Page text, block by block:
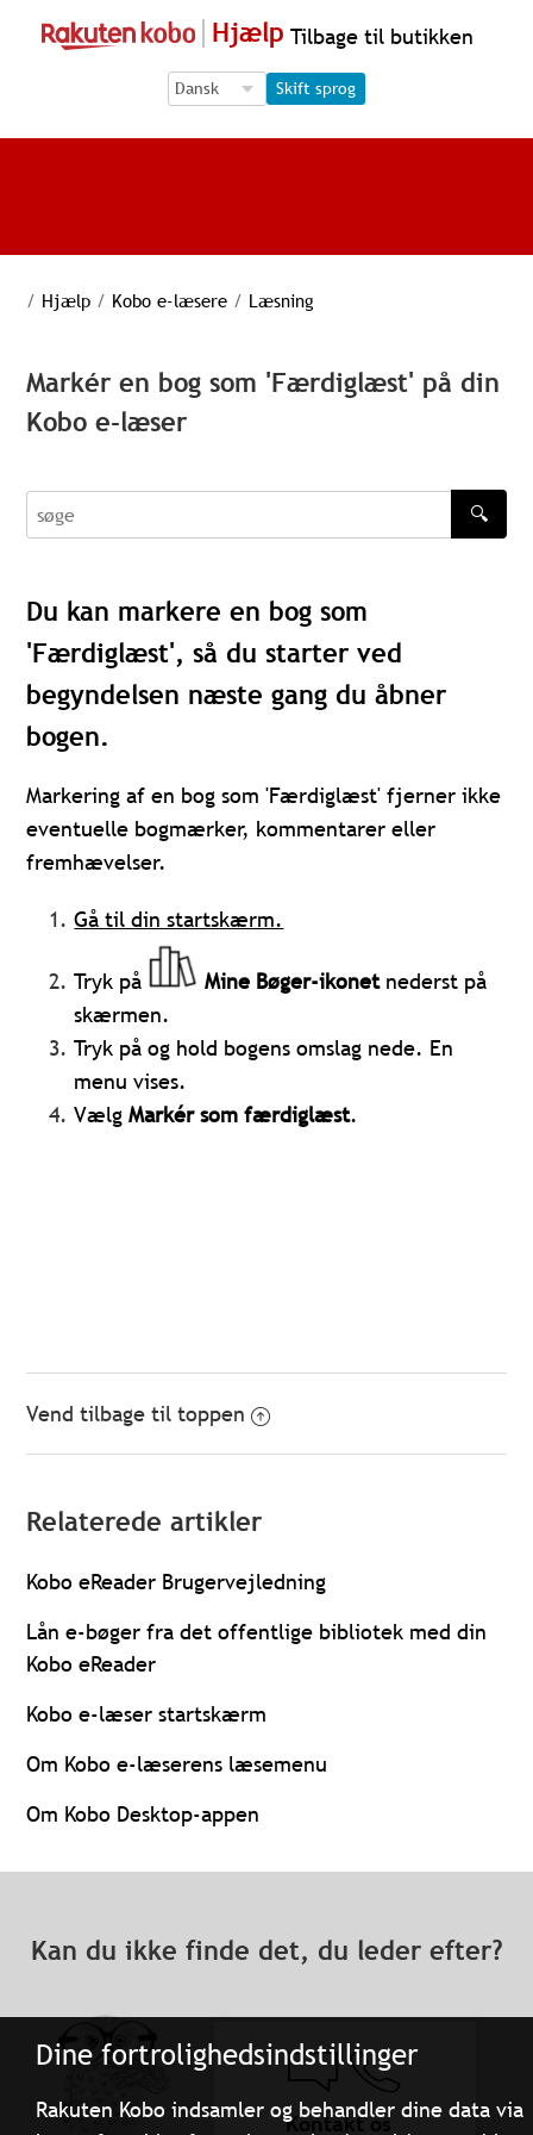
Dine fortrolighedsindstillinger
Rakuten Kobo indsamler og behandler dine data via
Hjælp Tilbage til butikken
Language Selection
Language Selection
Skift sprog
/ Hjælp / Kobo e-læsere / Læsning
Markér en bog som 'Færdiglæst' på din
Kobo e-læser
søge
🔍
Du kan markere en bog som
'Færdiglæst', så du starter ved
begyndelsen næste gang du åbner
bogen.
Markering af en bog som 'Færdiglæst' fjerner ikke
eventuelle bogmærker, kommentarer eller
fremhævelser.
Gå til din startskærm.
Tryk på Mine Bøger-ikonet nederst på
skærmen.
Tryk på og hold bogens omslag nede. En
menu vises.
VælgMarkér som færdiglæst.
Vend tilbage til toppen
Relaterede artikler
Kobo eReader Brugervejledning
Lån e-bøger fra det offentlige bibliotek med din
Kobo eReader
Kobo e-læser startskærm
Om Kobo e-læserens læsemenu
Om Kobo Desktop-appen
Kan du ikke finde det, du leder efter?
Kontakt os